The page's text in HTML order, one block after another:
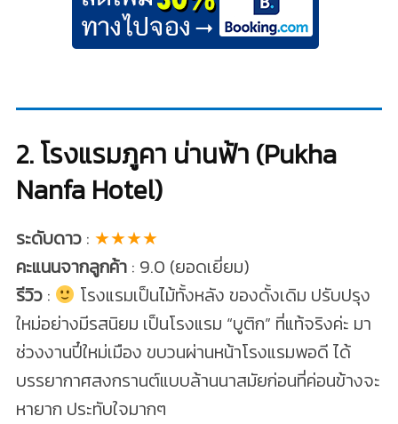
2. โรงแรมภูคา น่านฟ้า (Pukha
Nanfa Hotel)
ระดับดาว: ★★★★
คะแนนจากลูกค้า : 9.0 (ยอดเยี่ยม)
รีวิว:
โรงแรมเป็นไม้ทั้งหลัง ของดั้งเดิม ปรับปรุง
ใหม่อย่างมีรสนิยม เป็นโรงแรม “บูติก” ที่แท้จริงค่ะ มา
ช่วงงานปี๋ใหม่เมือง ขบวนผ่านหน้าโรงแรมพอดี ได้
บรรยากาศสงกรานต์แบบล้านนาสมัยก่อนที่ค่อนข้างจะ
หายาก ประทับใจมากๆ